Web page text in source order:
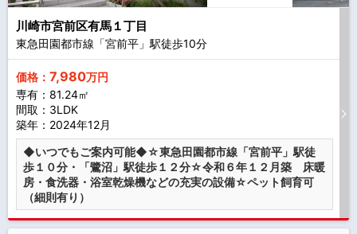
川崎市宮前区有馬１丁目
東急田園都市線「宮前平」駅徒歩10分
価格： 7,980万円
専有：81.24㎡
間取：3LDK
築年：2024年12月
◆いつでもご案内可能◆☆東急田園都市線「宮前平」駅徒
歩１０分・「鷺沼」駅徒歩１２分☆令和６年１２月築 床暖
房・食洗器・浴室乾燥機などの充実の設備☆ペット飼育可
（細則有り）